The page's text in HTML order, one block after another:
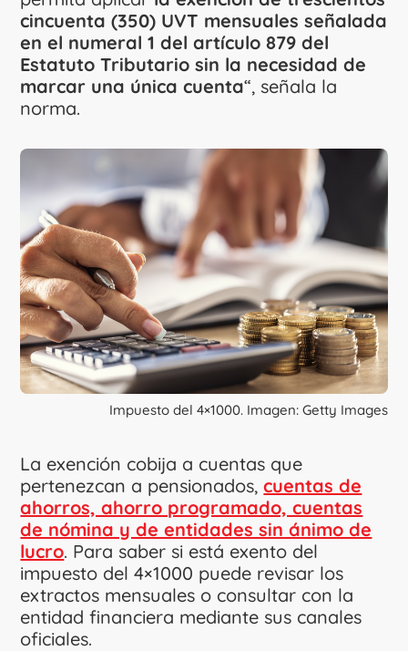
cincuenta (350) UVT mensuales señalada
en el numeral 1 del artículo 879 del
Estatuto Tributario sin la necesidad de
marcar una única cuenta“, señala la
norma.
Impuesto del 4×1000. Imagen: Getty Images
La exención cobija a cuentas que
pertenezcan a pensionados,cuentas de
ahorros, ahorro programado, cuentas
de nómina y de entidades sin ánimo de
lucro. Para saber si está exento del
impuesto del 4×1000 puede revisar los
extractos mensuales o consultar con la
entidad financiera mediante sus canales
oficiales.